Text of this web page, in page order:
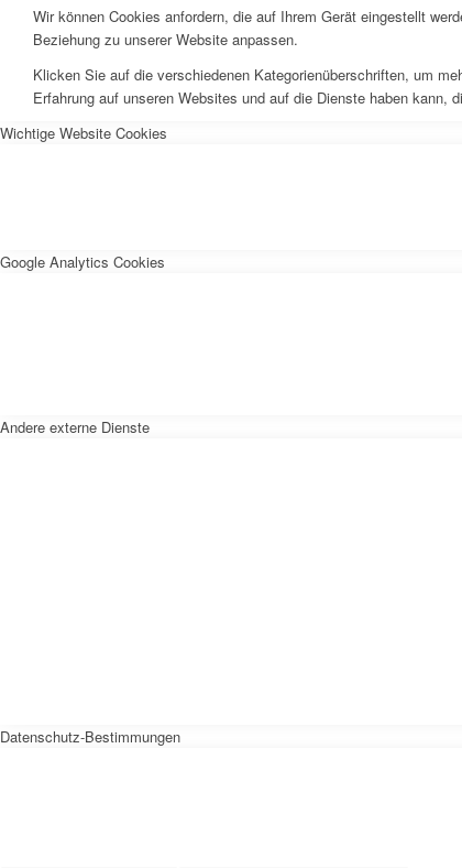
Wir können Cookies anfordern, die auf Ihrem Gerät eingestellt
Beziehung zu unserer Website anpassen.
Klicken Sie auf die verschiedenen Kategorienüberschriften, um
Erfahrung auf unseren Websites und auf die Dienste haben kann,
Wichtige Website Cookies
Google Analytics Cookies
Andere externe Dienste
Datenschutz-Bestimmungen